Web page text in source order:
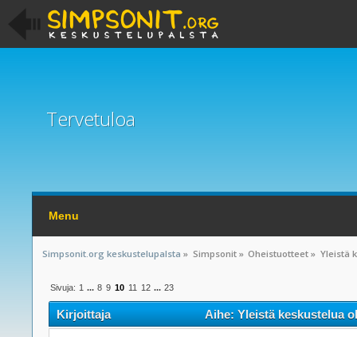
Tervetuloa
Menu
Simpsonit.org keskustelupalsta » Simpsonit» Oheistuotteet » Yleistä
Sivuja: 1 ... 8 9 10 11 12 ... 23
Kirjoittaja Aihe: Yleistä keskustelua